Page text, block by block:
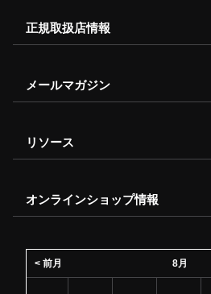
正規取扱店情報
メールマガジン
リソース
オンラインショップ情報
8月
< 前月